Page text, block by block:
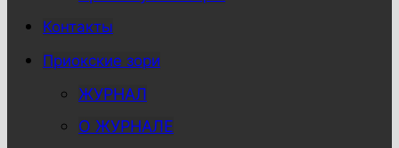
Контакты
Приокские зори
ЖУРНАЛ
О ЖУРНАЛЕ